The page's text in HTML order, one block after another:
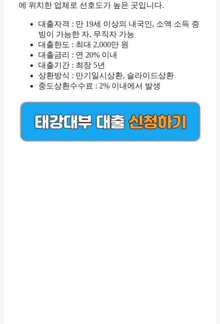
에 위치한 업체로 선호도가 높은 곳입니다.
대출자격 : 만 19세 이상의 내국인, 소액 소득 증
빙이 가능한 자, 무직자 가능
대출한도 : 최대 2,000만 원
대출금리 : 연 20% 이내
대출기간 : 최장 5년
상환방식 : 만기일시상환, 슬라이드상환
중도상환수수료 : 2% 이내에서 발생